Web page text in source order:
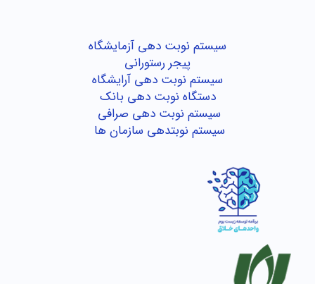
سیستم نوبت دهی آزمایشگاه
پیجر رستورانی
سیستم نوبت دهی آرایشگاه
دستگاه نوبت دهی بانک
سیستم نوبت دهی صرافی
سیستم نوبتدهی سازمان ها